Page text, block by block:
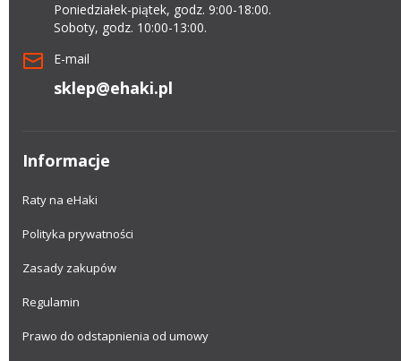
Poniedziałek-piątek, godz. 9:00-18:00.
Soboty, godz. 10:00-13:00.
E-mail
sklep@ehaki.pl
Informacje
Raty na eHaki
Polityka prywatności
Zasady zakupów
Regulamin
Prawo do odstapnienia od umowy